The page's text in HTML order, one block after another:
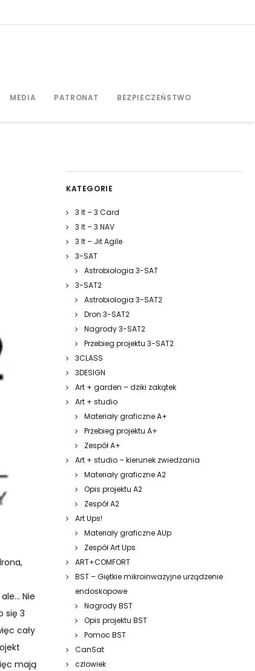
MEDIA PATRONAT BEZPIECZEŃSTWO
Nie
się 3
cały
mają
KATEGORIE
3 It – 3 Card
3 It – 3 NAV
3 It – Jit Agile
3-SAT
Astrobiologia 3-SAT
3-SAT2
Astrobiologia 3-SAT2
Dron 3-SAT2
Nagrody 3-SAT2
Przebieg projektu 3-SAT2
3CLASS
3DESIGN
Art + garden – dziki zakątek
Art + studio
Materiały graficzne A+
Przebieg projektu A+
Zespół A+
Art + studio – kierunek zwiedzania
Materiały graficzne A2
Opis projektu A2
Zespół A2
Art Ups!
Materiały graficzne AUp
Zespół Art Ups
ART+COMFORT
BST – Giętkie mikroinwazyjne urządzenie
endoskopowe
Nagrody BST
Opis projektu BST
Pomoc BST
CanSat
czlowiek